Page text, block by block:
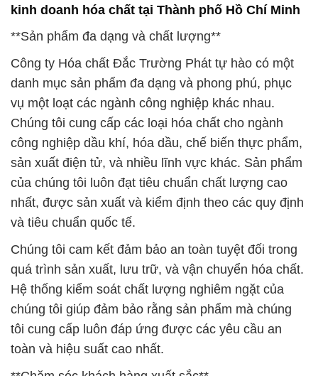
của chúng tôi luôn đạt tiêu chuẩn chất lượng cao
nhất, được sản xuất và kiểm định theo các quy định
và tiêu chuẩn quốc tế.
Chúng tôi cam kết đảm bảo an toàn tuyệt đối trong
quá trình sản xuất, lưu trữ, và vận chuyển hóa chất.
Hệ thống kiểm soát chất lượng nghiêm ngặt của
chúng tôi giúp đảm bảo rằng sản phẩm mà chúng
tôi cung cấp luôn đáp ứng được các yêu cầu an
toàn và hiệu suất cao nhất.
**Chăm sóc khách hàng xuất sắc**
Tại Công ty Hóa chất Đắc Trường Phát, chúng tôi
luôn đặt khách hàng lên hàng đầu. Chúng tôi hiểu
rằng sự thành công của chúng tôi phụ thuộc vào sự
hài lòng của khách hàng. Để đảm bảo điều này,
chúng tôi không chỉ cung cấp các sản phẩm chất
lượng mà còn cung cấp dịch vụ khách hàng xuất
sắc. Chúng tôi luôn lắng nghe ý kiến của khách
hàng và phản hồi một cách nhanh chóng để giải